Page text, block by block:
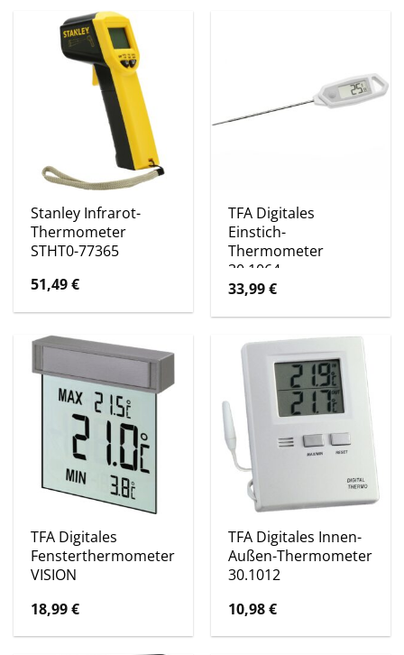
Stanley Infrarot-
Thermometer
STHT0-77365
51,49€
TFA Digitales
Einstich-
Thermometer
30.1064
33,99€
TFA Digitales
Fensterthermometer
VISION
18,99€
TFA Digitales Innen-
Außen-Thermometer
30.1012
10,98€